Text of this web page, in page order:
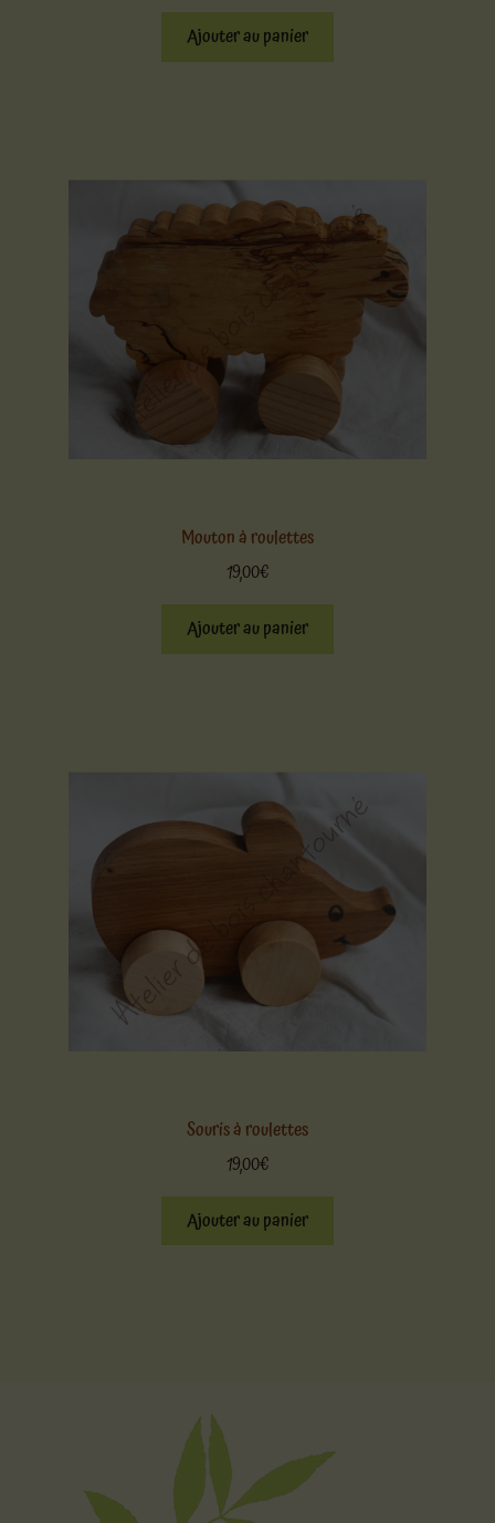
Ajouter au panier
Mouton à roulettes
19,00€
Ajouter au panier
Souris à roulettes
19,00€
Ajouter au panier